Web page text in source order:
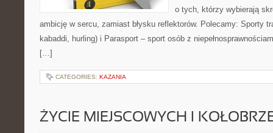
o tych, którzy wybierają
ambicję w sercu, zamiast błysku reflektorów. Polecamy: Sporty
kabaddi, hurling) i Parasport – sport osób z
[…]
CATEGORIES: KAZANIA
ŻYCIE MIEJSCOWYCH I